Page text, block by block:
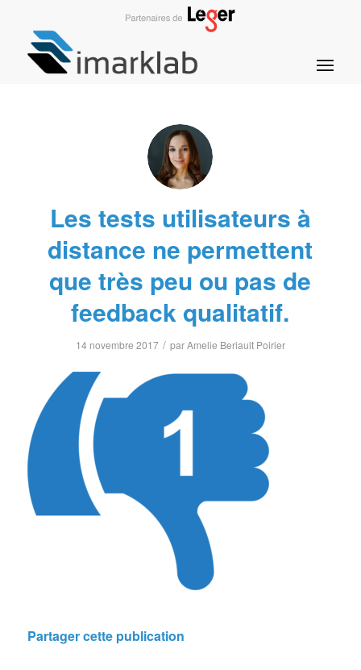
Les tests utilisateurs à
distance ne permettent
que très peu ou pas de
feedback qualitatif.
14 novembre 2017 / parAmelie Beriault Poirier
Partager cette publication